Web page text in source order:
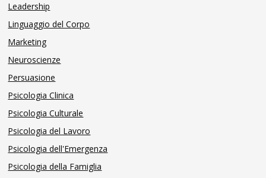
Leadership
Linguaggio del Corpo
Marketing
Neuroscienze
Persuasione
Psicologia Clinica
Psicologia Culturale
Psicologia del Lavoro
Psicologia dell'Emergenza
Psicologia della Famiglia